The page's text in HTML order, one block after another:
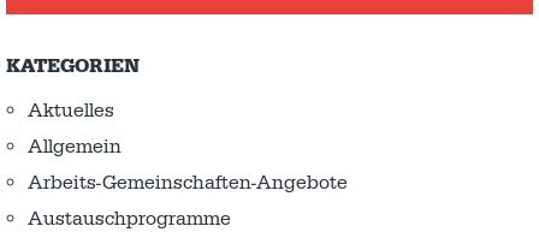
KATEGORIEN
Aktuelles
Allgemein
Arbeits-Gemeinschaften-Angebote
Austausch­programme